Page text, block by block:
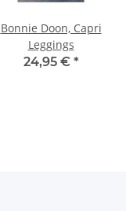
Bonnie Doon, Capri
Leggings
24,95 € *